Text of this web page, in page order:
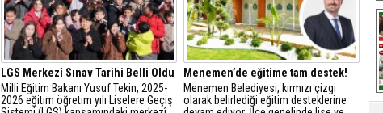
LGS Merkezî Sınav Tarihi Belli Oldu
Milli Eğitim Bakanı Yusuf Tekin, 2025-
2026 eğitim öğretim yılı Liselere Geçiş
Menemen’de eğitime tam destek!
Menemen Belediyesi, kırmızı çizgi
olarak belirlediği eğitim desteklerine